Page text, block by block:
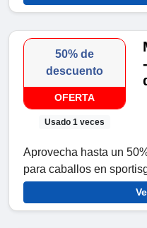
50% de
descuento
OFERTA
Usado 1 veces
Aprovecha hasta un
para caballos en